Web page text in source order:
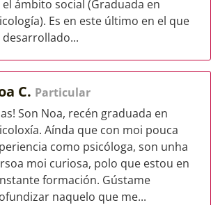
el ámbito social (Graduada en
Es en este último en el que
desarrollado...
C. Particular
Son Noa, recén graduada en
Aínda que con moi pouca
como psicóloga, son unha
moi curiosa, polo que estou en
formación. Gústame
naquelo que me...